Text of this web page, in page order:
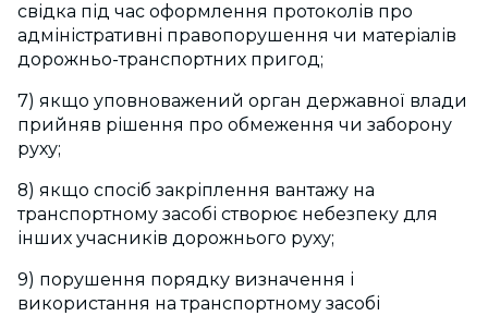
свідка під час оформлення протоколів про
адміністративні правопорушення чи матеріалів
дорожньо-транспортних пригод;
7) якщо уповноважений орган державної влади
прийняв рішення про обмеження чи заборону
руху;
8) якщо спосіб закріплення вантажу на
транспортному засобі створює небезпеку для
інших учасників дорожнього руху;
9) порушення порядку визначення і
використання на транспортному засобі